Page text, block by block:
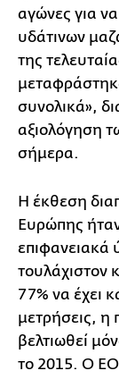
αγώνες για
υδάτινων
της
συνολικά»,
αξιολόγηση
σήμερα.
Η έκθεση
Ευρώπης
επιφανειακά
τουλάχιστον
77% να έχει
μετρήσεις, η
βελτιωθεί
το 2015. Ο